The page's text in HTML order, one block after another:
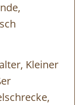
Kleiner